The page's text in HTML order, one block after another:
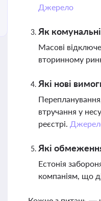
Джерело
Як
Масові
вторинному
Які нові
втручання у
реєстрі.
Які
Естонія
компаніям, що